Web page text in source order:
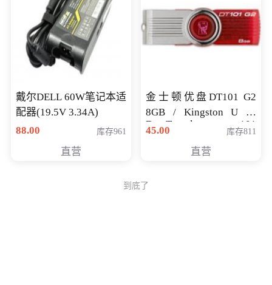
戴尔DELL 60W笔记本适
配器(19.5V 3.34A)
88.00
库存961
直营
金士顿优盘DT101 G2
8GB / Kingston U 盘
DataTraveler 101
Generati
45.00 库存811
直营
到底了